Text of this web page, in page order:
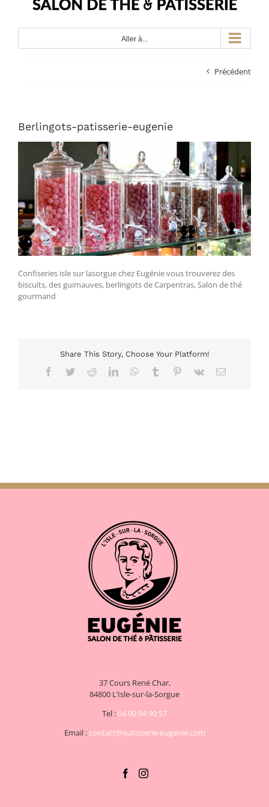
Aller à...
Précédent
Berlingots-patisserie-eugenie
Confiseries isle sur lasorgue chez Eugénie vous trouverez des
biscuits, des guimauves, berlingots de Carpentras, Salon de thé
gourmand
Share This Story, Choose Your Platform!
Facebook
TwitterRedditLinkedInWhatsApp
Tumblr Pinterest
Vk Email
37 Cours René Char,
84800 L’Isle-sur-la-Sorgue
Tel :04 90 94 90 57
Email : contact@patisserie-eugenie.com